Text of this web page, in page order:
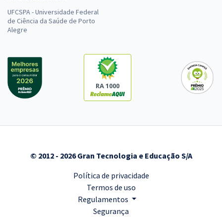
UFCSPA - Universidade Federal
de Ciência da Saúde de Porto
Alegre
RA 1000
© 2012 - 2026 Gran Tecnologia e Educação S/A
Política de privacidade
Termos de uso
Regulamentos
Segurança